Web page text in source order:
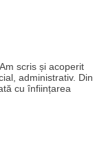
scris și acoperit
administrativ. Din
cu înființarea